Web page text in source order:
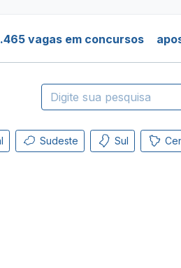
vagas em concursos
Sudeste Sul